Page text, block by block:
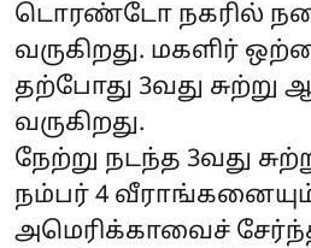
டொரண்டோ நகரில்
வருகிறது. மகளிர்
தற்போது 3வது சுற்று
வருகிறது.
நேற்று நடந்த 3வது
நம்பர் 4
அமெரிக்காவைச்